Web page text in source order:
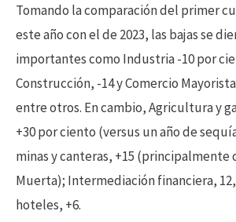
Tomando la comparación del primer
este año con el de 2023, las bajas se
importantes como Industria -10 por
Construcción, -14 y Comercio
entre otros. En cambio, Agricultura y
+30 por ciento (versus un año de
minas y canteras, +15 (principalmente
Muerta); Intermediación financiera,
hoteles, +6.